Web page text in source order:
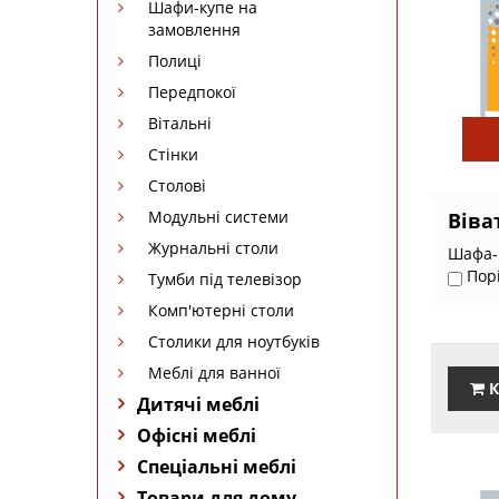
Шафи-купе на
замовлення
Полиці
Передпокої
Вітальні
Стінки
Столові
Модульні системи
Журнальні столи
Тумби під телевізор
Комп'ютерні столи
Столики для ноутбуків
Меблі для ванної
Дитячі меблі
Офісні меблі
Спеціальні меблі
Шафа-